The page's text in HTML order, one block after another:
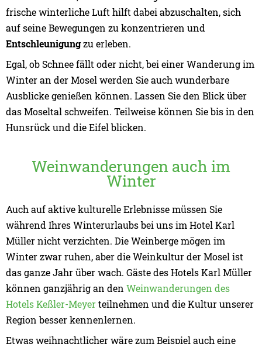
frische winterliche Luft hilft dabei abzuschalten, sich
auf seine Bewegungen zu konzentrieren und
Entschleunigungzu erleben.
Egal, ob Schnee fällt oder nicht, bei einer Wanderung im
Winter an der Mosel werden Sie auch wunderbare
Ausblicke genießen können. Lassen Sie den Blick über
das Moseltal schweifen. Teilweise können Sie bis in den
Hunsrück und die Eifel blicken.
Weinwanderungen auch im
Winter
Auch auf aktive kulturelle Erlebnisse müssen Sie
während Ihres Winterurlaubs bei uns im Hotel Karl
Müller nicht verzichten. Die Weinberge mögen im
Winter zwar ruhen, aber die Weinkultur der Mosel ist
das ganze Jahr über wach. Gäste des Hotels Karl Müller
können ganzjährig an den Weinwanderungen des
Hotels Keßler-Meyerteilnehmen und die Kultur unserer
Region besser kennenlernen.
Etwas weihnachtlicher wäre zum Beispiel auch eine